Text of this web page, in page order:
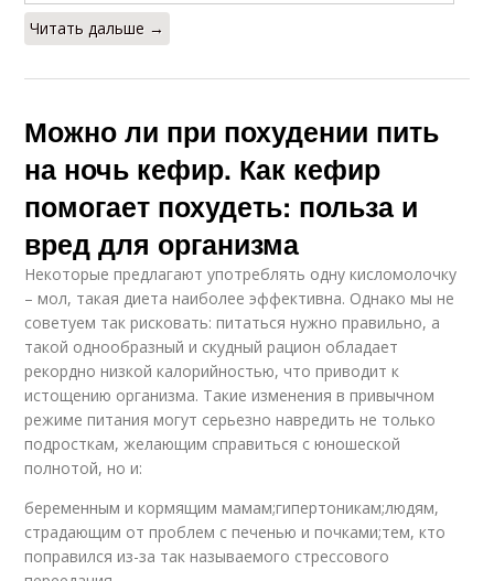
Читать дальше →
Можно ли при похудении пить
на ночь кефир. Как кефир
помогает похудеть: польза и
вред для организма
Некоторые предлагают употреблять одну кисломолочку
– мол, такая диета наиболее эффективна. Однако мы не
советуем так рисковать: питаться нужно правильно, а
такой однообразный и скудный рацион обладает
рекордно низкой калорийностью, что приводит к
истощению организма. Такие изменения в привычном
режиме питания могут серьезно навредить не только
подросткам, желающим справиться с юношеской
полнотой, но и:
беременным и кормящим мамам;гипертоникам;людям,
страдающим от проблем с печенью и почками;тем, кто
поправился из-за так называемого стрессового